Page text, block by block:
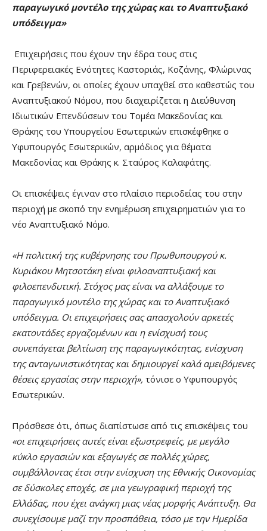
παραγωγικό μοντέλο της χώρας και το Αναπτυξιακό
υπόδειγμα»
Επιχειρήσεις που έχουν την έδρα τους στις
Περιφερειακές Ενότητες Καστοριάς, Κοζάνης, Φλώρινας
και Γρεβενών, οι οποίες έχουν υπαχθεί στο καθεστώς του
Αναπτυξιακού Νόμου, που διαχειρίζεται η Διεύθυνση
Ιδιωτικών Επενδύσεων του Τομέα Μακεδονίας και
Θράκης του Υπουργείου Εσωτερικών επισκέφθηκε ο
Υφυπουργός Εσωτερικών, αρμόδιος για θέματα
Μακεδονίας και Θράκης κ. Σταύρος Καλαφάτης.
Οι επισκέψεις έγιναν στο πλαίσιο περιοδείας του στην
περιοχή με σκοπό την ενημέρωση επιχειρηματιών για το
νέο Αναπτυξιακό Νόμο.
«Η πολιτική της κυβέρνησης του Πρωθυπουργού κ.
Κυριάκου Μητσοτάκη είναι φιλοαναπτυξιακή και
φιλοεπενδυτική. Στόχος μας είναι να αλλάξουμε το
παραγωγικό μοντέλο της χώρας και το Αναπτυξιακό
υπόδειγμα. Οι επιχειρήσεις σας απασχολούν αρκετές
εκατοντάδες εργαζομένων και η ενίσχυσή τους
συνεπάγεται βελτίωση της παραγωγικότητας, ενίσχυση
της ανταγωνιστικότητας και δημιουργεί καλά αμειβόμενες
θέσεις εργασίας στην περιοχή», τόνισε ο Υφυπουργός
Εσωτερικών.
Πρόσθεσε ότι, όπως διαπίστωσε από τις επισκέψεις του
«οι επιχειρήσεις αυτές είναι εξωστρεφείς, με μεγάλο
κύκλο εργασιών και εξαγωγές σε πολλές χώρες,
συμβάλλοντας έτσι στην ενίσχυση της Εθνικής Οικονομίας
σε δύσκολες εποχές, σε μια γεωγραφική περιοχή της
Ελλάδας, που έχει ανάγκη μιας νέας μορφής Ανάπτυξη. Θα
συνεχίσουμε μαζί την προσπάθεια, τόσο με την Ημερίδα